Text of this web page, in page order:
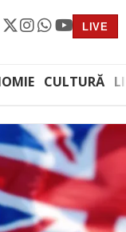
LIVE
CULTURĂ